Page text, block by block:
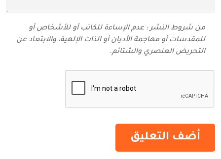
من شروط النشر : عدم الإساءة للكاتب أو للأشخاص أو
للمقدسات أو مهاجمة الأديان أو الذات الإلهية، والابتعاد عن
التحريض العنصري والشتائم‬.